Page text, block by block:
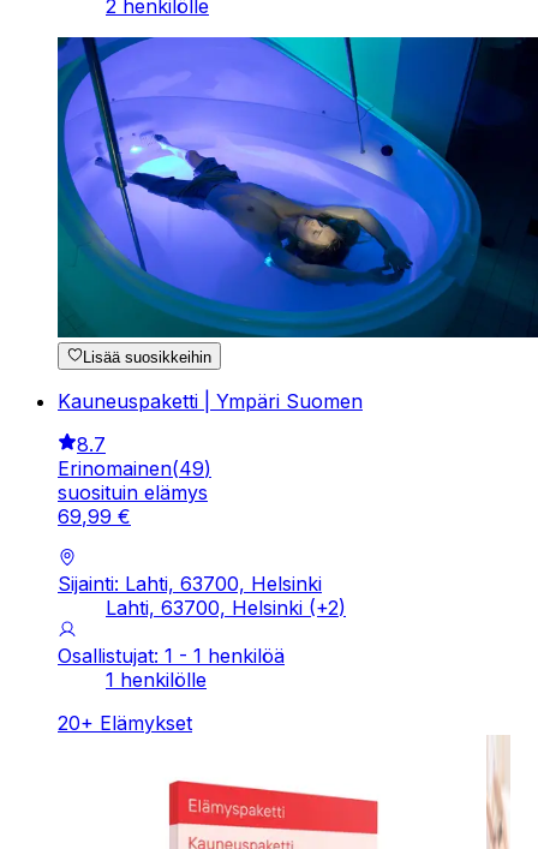
2 henkilölle
Lisää suosikkeihin
Kauneuspaketti | Ympäri Suomen
8.7
Erinomainen(49)
suosituin elämys
69,99 €
Sijainti: Lahti, 63700, Helsinki
Lahti, 63700, Helsinki (+2)
Osallistujat: 1 - 1 henkilöä
1 henkilölle
20+ Elämykset